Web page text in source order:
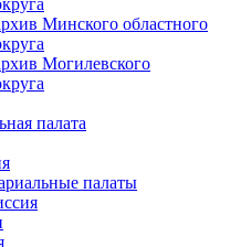
Минского областного
Могилевского
палата
палаты